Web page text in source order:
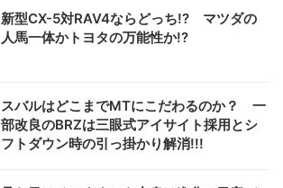
新型CX-5対RAV4ならどっち!? マツダの
人馬一体かトヨタの万能性か!?
スバルはどこまでMTにこだわるのか？ 一
部改良のBRZは三眼式アイサイト採用とシ
フトダウン時の引っ掛かり解消!!!